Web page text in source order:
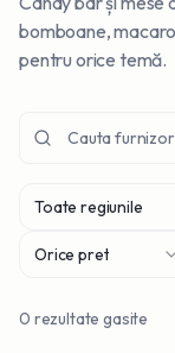
bomboane,
pentru orice temă.
Toate regiunile
Orice pret
0 rezultate gasite